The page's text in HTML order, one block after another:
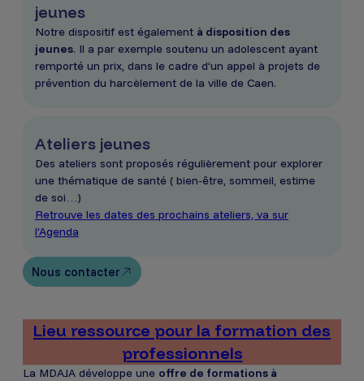
jeunes
Notre dispositif est également à disposition des
jeunes. Il a par exemple soutenu un adolescent ayant
remporté un prix, dans le cadre d’un appel à projets de
prévention du harcèlement de la ville de Caen.
Ateliers jeunes
Des ateliers sont proposés régulièrement pour explorer
une thématique de santé ( bien-être, sommeil, estime
de soi…)
Retrouve les dates des prochains ateliers, va sur
l’Agenda
Nous contacter
Lieu ressource pour la formation des
professionnels
La MDAJA développe une offre de formations à